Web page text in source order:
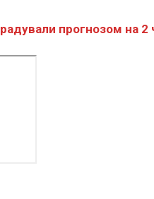
прогнозом на 2